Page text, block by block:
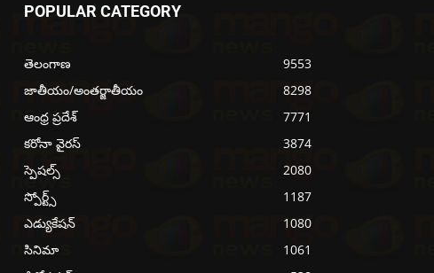
POPULAR CATEGORY
తెలంగాణ
9553
జాతీయం/అంతర్జాతీయం
8298
ఆంధ్ర ప్రదేశ్
7771
కరోనా వైరస్
3874
స్పెషల్స్
2080
స్పోర్ట్స్
1187
ఎడ్యుకేషన్
1080
సినిమా
1061